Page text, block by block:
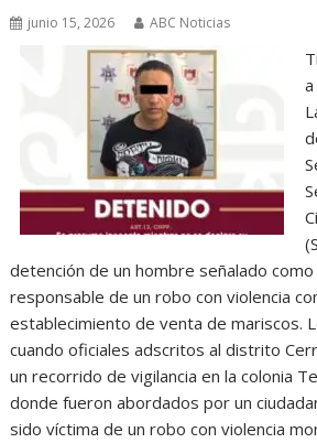
junio 15, 2026 ABC Noticias
detención de un hombre señalado
responsable de un robo con violencia
establecimiento de venta de mariscos.
cuando oficiales adscritos al distrito
un recorrido de vigilancia en la colonia
donde fueron abordados por un
sido víctima de un robo con violencia